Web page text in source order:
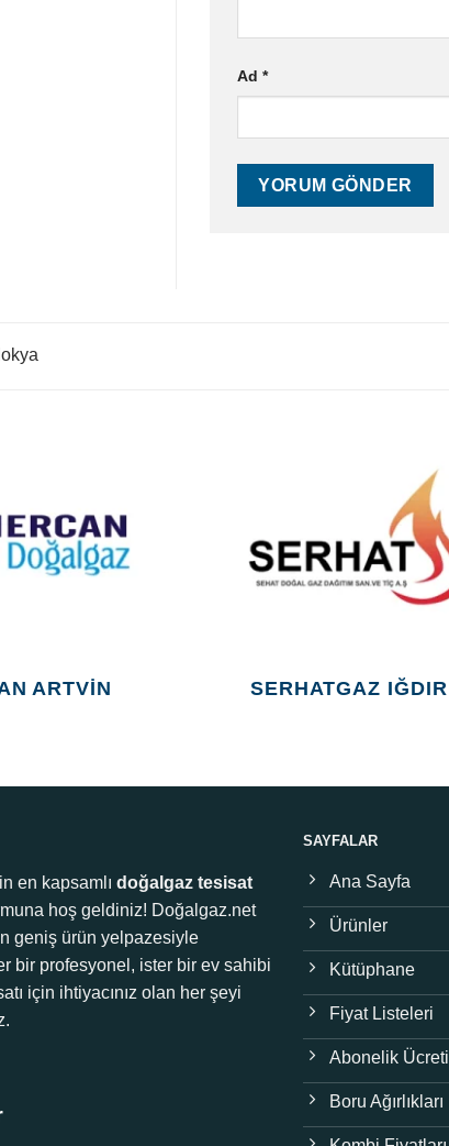
Ad *
ARTVIN SERHATGAZ IĞDIR
en kapsamlı doğalgaz tesisat
hoş geldiniz! Doğalgaz.net
geniş ürün yelpazesiyle
bir profesyonel, ister bir ev sahibi
için ihtiyacınız olan her şeyi
SAYFALAR
Ana Sayfa
Ürünler
Kütüphane
Fiyat Listeleri
Abonelik Ücreti
Boru Ağırlıkları